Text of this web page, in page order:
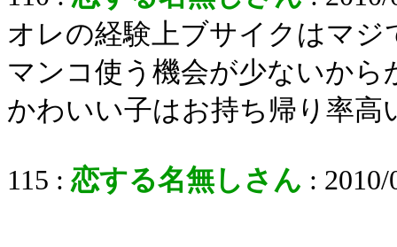
オレの経験上ブサイクはマ
マンコ使う機会が少ないから
かわいい子はお持ち帰り率
115 : 恋する名無しさん :